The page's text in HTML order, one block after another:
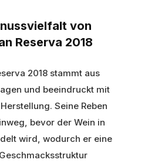
von
Reserva 2018
2018 stammt aus
und beeindruckt mit
Seine Reben
bevor der Wein in
wird, wodurch er eine